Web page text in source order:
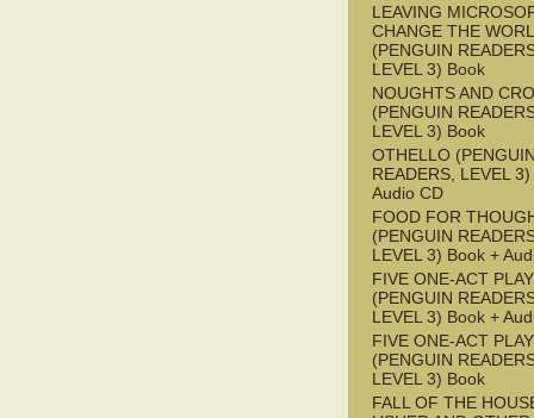
LEAVING
CHANGE THE
(PENGUIN
LEVEL 3) Book
NOUGHTS AND
(PENGUIN
LEVEL 3) Book
OTHELLO
READERS, LEVEL
Audio CD
FOOD FOR
(PENGUIN
LEVEL 3) Book +
FIVE ONE-ACT
(PENGUIN
LEVEL 3) Book +
FIVE ONE-ACT
(PENGUIN
LEVEL 3) Book
FALL OF THE